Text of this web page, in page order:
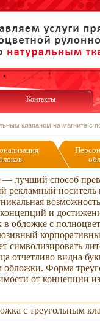
Контакты
клапаном на магните с
лучший способ
рекламный носитель
и
обложке с
символизировать
отчетливо видна
обложки. Форма
от концепции
с треугольным